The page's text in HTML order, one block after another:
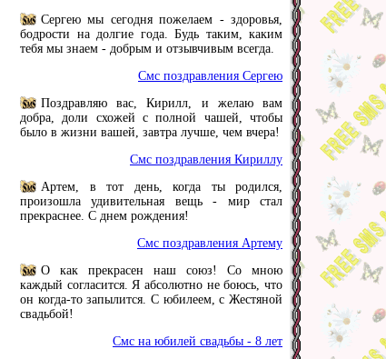
Сергею мы сегодня пожелаем - здоровья,
бодрости на долгие года. Будь таким, каким
тебя мы знаем - добрым и отзывчивым всегда.
Смс поздравления Сергею
Поздравляю вас, Кирилл, и желаю вам
добра, доли схожей с полной чашей, чтобы
было в жизни вашей, завтра лучше, чем вчера!
Смс поздравления Кириллу
Артем, в тот день, когда ты родился,
произошла удивительная вещь - мир стал
прекраснее. С днем рождения!
Смс поздравления Артему
О как прекрасен наш союз! Со мною
каждый согласится. Я абсолютно не боюсь, что
он когда-то запылится. С юбилеем, с Жестяной
свадьбой!
Смс на юбилей свадьбы - 8 лет